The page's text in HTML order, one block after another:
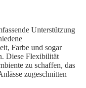
Unterstützung
Farbe und sogar
Diese Flexibilität
zu schaffen, das
zugeschnitten